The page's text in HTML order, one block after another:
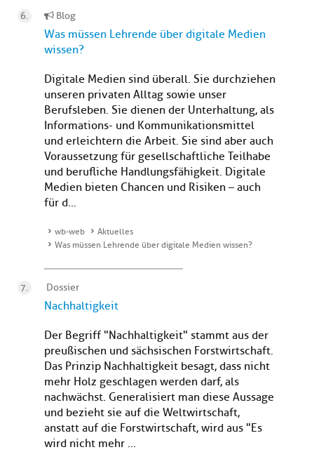
Blog
Was müssen Lehrende über digitale Medien
wissen?
Digitale Medien sind überall. Sie durchziehen
unseren privaten Alltag sowie unser
Berufsleben. Sie dienen der Unterhaltung, als
Informations- und Kommunikationsmittel
und erleichtern die Arbeit. Sie sind aber auch
Voraussetzung für gesellschaftliche Teilhabe
und berufliche Handlungsfähigkeit. Digitale
Medien bieten Chancen und Risiken – auch
für d...
wb-web
Aktuelles
Was müssen Lehrende über digitale Medien wissen?
Dossier
Nachhaltigkeit
Der Begriff "Nachhaltigkeit" stammt aus der
preußischen und sächsischen Forstwirtschaft.
Das Prinzip Nachhaltigkeit besagt, dass nicht
mehr Holz geschlagen werden darf, als
nachwächst. Generalisiert man diese Aussage
und bezieht sie auf die Weltwirtschaft,
anstatt auf die Forstwirtschaft, wird aus "Es
wird nicht mehr ...